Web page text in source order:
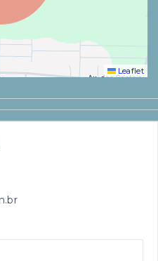
Leaflet